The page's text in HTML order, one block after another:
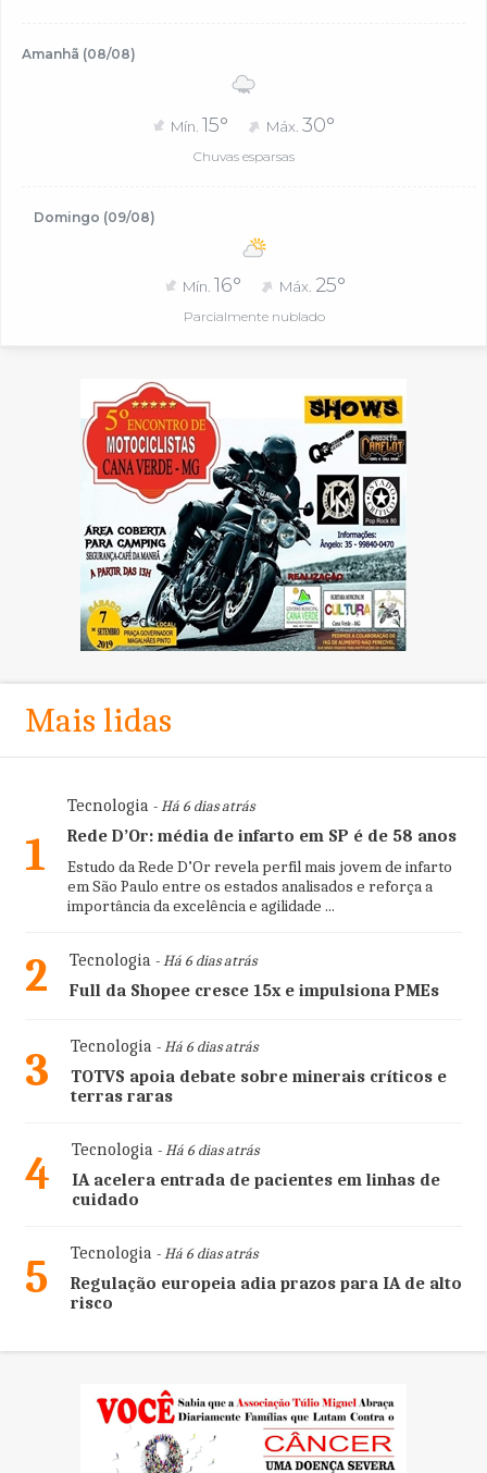
Amanhã (08/08)
Mín. 15° Máx. 30°
Chuvas esparsas
Domingo (09/08)
Mín. 16° Máx. 25°
Parcialmente nublado
Mais lidas
1
Tecnologia- Há 6 dias atrás
Rede D’Or: média de infarto em SP é de 58 anos
Estudo da Rede D’Or revela perfil mais jovem de infarto
em São Paulo entre os estados analisados e reforça a
importância da excelência e agilidade ...
2 Tecnologia- Há 6 dias atrás
Full da Shopee cresce 15x e impulsiona PMEs
3 Tecnologia- Há 6 dias atrás
TOTVS apoia debate sobre minerais críticos e
terras raras
4 Tecnologia- Há 6 dias atrás
IA acelera entrada de pacientes em linhas de
cuidado
5 Tecnologia- Há 6 dias atrás
Regulação europeia adia prazos para IA de alto
risco